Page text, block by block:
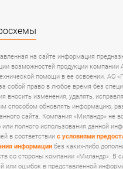
на сайте информация
возможностей продукции
помощи в ее освоении. АО
собой право в любое время без
вносить изменения, удалять,
способом обновлять информацию,
сайта. Компания «Миландр» не
или полного использования данной
в соответствии с условиями
информации без каких-либо
со стороны компании «Миландр». В
или ошибок в представленной